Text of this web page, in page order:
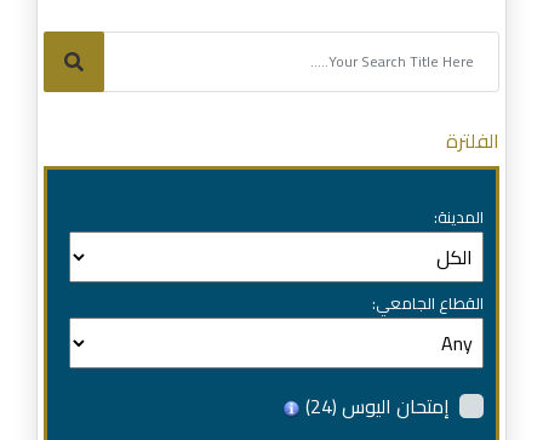
الفلترة
المدينة:
القطاع الجامعي:
إمتحان اليوس(24)